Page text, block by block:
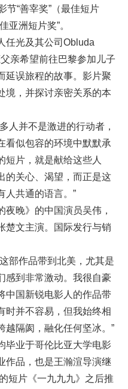
节“善宰奖”（最佳短片
亚洲短片奖”。
任光及其公司Obluda
亲希望前往巴黎参加儿子
延误旅程的故事。影片聚
境，并探讨亲密关系的本
人并不是激进的行动者，
看似包容的环境中默默承
短片，就是献给这些人
的关心、渴望，而正是这
人共通的语言。”
晚》的中国演员吴伟，
楚文主演。国际发行与销
部作品带到北美，尤其是
感到非常激动。我很自豪
中国新锐电影人的作品带
时并不容易，但我始终相
越隔阂，融化任何坚冰。”
毕业于哥伦比亚大学电影
作品，也是王瀚渲导演继
短片《一九九九》之后推